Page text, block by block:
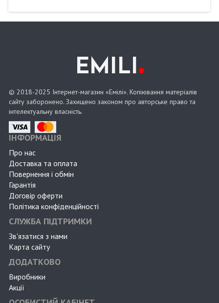
EMILI.
© 2018-2025 Інтернет-магазин «Емілі». Копіювання матеріалів
сайту заборонено. Захищено законом про авторське право та
інтелектуальну власність.
ІНФОРМАЦІЯ
Про нас
Доставка та оплата
Повернення і обмін
Гарантія
Договір оферти
Політика конфіденційності
СЛУЖБА ПІДТРИМКИ
Зв'язатися з нами
Карта сайту
ДОДАТКОВО
Виробники
Акції